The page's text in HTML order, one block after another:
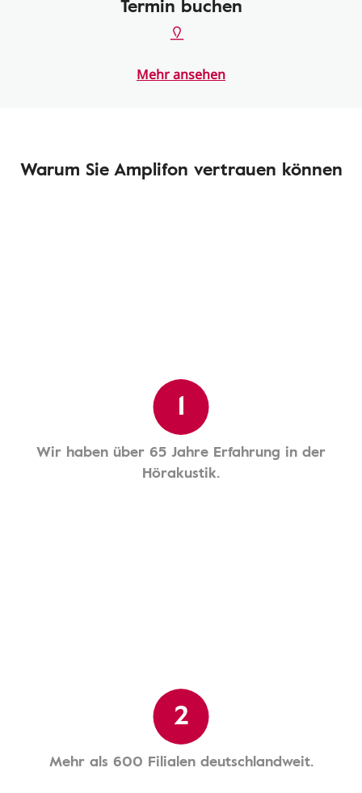
Mehr ansehen
Warum Sie Amplifon vertrauen können
1
Wir haben über 65 Jahre Erfahrung in der
Hörakustik.
2
Mehr als 600 Filialen deutschlandweit.